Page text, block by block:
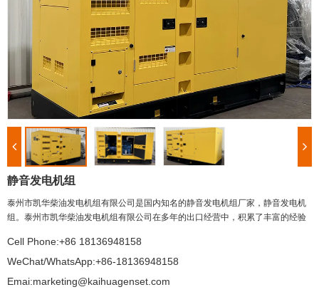
静音发电机组
泰州市凯华柴油发电机组有限公司是国内知名的静音发电机组厂家，静音发电机
组。泰州市凯华柴油发电机组有限公司在多年的出口经营中，积累了丰富的经验
Cell Phone:+86 18136948158
WeChat/WhatsApp:+86-18136948158
Emai:marketing@kaihuagenset.com